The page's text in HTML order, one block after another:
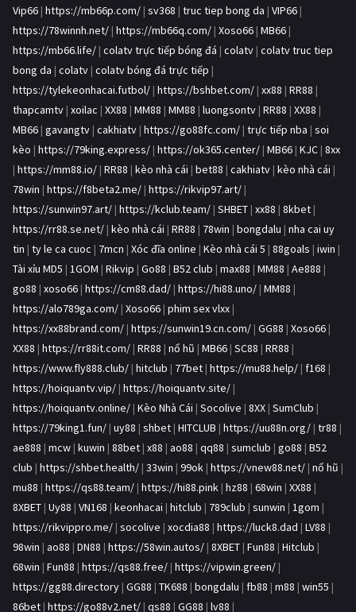
Vip66 | https://mb66p.com/ | sv368 | truc tiep bong da | VIP66 |
https://78winnh.net/ | https://mb66q.com/ | Xoso66 | MB66 |
https://mb66.life/ | colatv trực tiếp bóng đá | colatv | colatv truc tiep
bong da | colatv | colatv bóng đá trực tiếp |
https://tylekeonhacai.futbol/ | https://bshbet.com/ | xx88 | RR88 |
thapcamtv | xoilac | XX88 | MM88 | MM88 | luongsontv | RR88 | XX88 |
MB66 | gavangtv | cakhiatv | https://go88fc.com/ | trực tiếp nba | soi
kèo | https://79king.express/ | https://ok365.center/ | MB66 | KJC | 8xx
| https://mm88.io/ | RR88 | kèo nhà cái | bet88 | cakhiatv | kèo nhà cái |
78win | https://f8beta2.me/ | https://rikvip97.art/ |
https://sunwin97.art/ | https://kclub.team/ | SHBET | xx88 | 8kbet |
https://rr88.se.net/ | kèo nhà cái | RR88 | 78win | bongdalu | nha cai uy
tin | ty le ca cuoc | 7mcn | Xóc đĩa online | Kèo nhà cái 5 | 88goals | iwin |
Tài xỉu MD5 | 1GOM | Rikvip | Go88 | B52 club | max88 | MM88 | Ae888 |
go88 | xoso66 | https://cm88.dad/ | https://hi88.uno/ | MM88 |
https://alo789ga.com/ | Xoso66 | phim sex vlxx |
https://xx88brand.com/ | https://sunwin19.cn.com/ | GG88 | Xoso66 |
XX88 | https://rr88it.com/ | RR88 | nổ hũ | MB66 | SC88 | RR88 |
https://www.fly888.club/ | hitclub | 77bet | https://mu88.help/ | f168 |
https://hoiquantv.vip/ | https://hoiquantv.site/ |
https://hoiquantv.online/ | Kèo Nhà Cái | Socolive | 8XX | SumClub |
https://79king1.fun/ | uy88 | shbet | HITCLUB | https://uu88n.org/ | tr88 |
ae888 | mcw | kuwin | 88bet | x88 | ao88 | qq88 | sumclub | go88 | B52
club | https://shbet.health/ | 33win | 99ok | https://vnew88.net/ | nổ hũ |
mu88 | https://qs88.team/ | https://hi88.pink | hz88 | 68win | XX88 |
8XBET | Uy88 | VN168 | keonhacai | hitclub | 789club | sunwin | 1gom |
https://rikvippro.me/ | socolive | xocdia88 | https://luck8.dad | LV88 |
98win | ao88 | DN88 | https://58win.autos/ | 8XBET | Fun88 | Hitclub |
68win | Fun88 | https://qs88.free/ | https://vipwin.green/ |
https://gg88.directory | GG88 | TK688 | bongdalu | fb88 | m88 | win55 |
86bet | https://go88v2.net/ | qs88 | GG88 | lv88 |